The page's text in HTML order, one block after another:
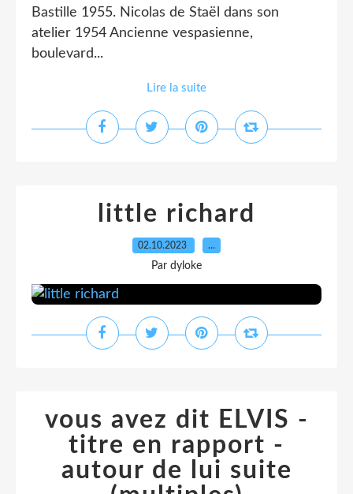
Bastille 1955. Nicolas de Staël dans son
atelier 1954 Ancienne vespasienne,
boulevard...
Lire la suite
little richard
02.10.2023 …
Par dyloke
vous avez dit ELVIS -
titre en rapport -
autour de lui suite